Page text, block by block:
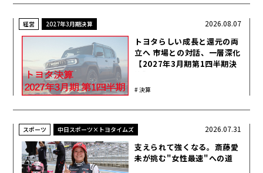
経営 2027年3月期決算
トヨタらしい成長と還元の両
立へ 市場との対話、一層深化
【2027年3月期第1四半期決
決算
2026.08.07
スポーツ 中日スポーツ×トヨタイムズ
支えられて強くなる。斎藤愛
未が挑む"女性最速"への道
2026.07.31